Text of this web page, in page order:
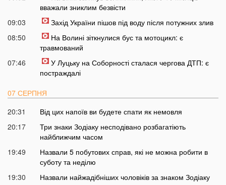
вважали зниклим безвісти
09:03
Захід України пішов під воду після потужних злив
08:50
На Волині зіткнулися бус та мотоцикл: є
травмований
07:46
У Луцьку на Соборності сталася чергова ДТП: є
постраждалі
07 СЕРПНЯ
20:31
Від цих напоїв ви будете спати як немовля
20:17
Три знаки Зодіаку несподівано розбагатіють
найближчим часом
19:49
Назвали 5 побутових справ, які не можна робити в
суботу та неділю
19:30
Назвали найжадібніших чоловіків за знаком Зодіаку